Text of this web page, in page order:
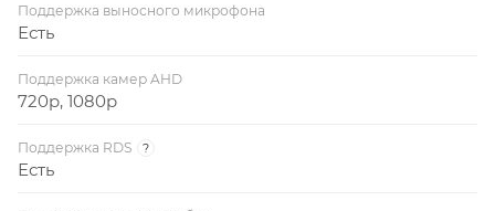
Поддержка выносного микрофона
Есть
Поддержка камер AHD
720p, 1080p
Поддержка RDS ?
Есть